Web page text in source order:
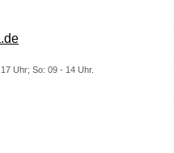
Uhr; So: 09 - 14 Uhr.